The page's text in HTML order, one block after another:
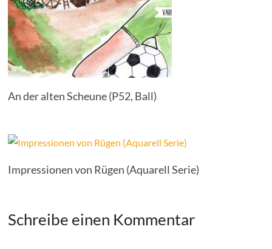
An der alten Scheune (P52, Ball)
Impressionen von Rügen (Aquarell Serie)
Schreibe einen Kommentar